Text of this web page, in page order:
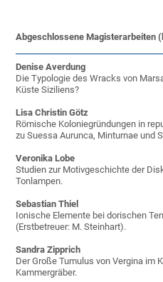
Abgeschlossene Magisterarbeiten
Denise Averdung
Die Typologie des Wracks von
Küste Siziliens?
Lisa Christin Götz
Römische Koloniegründungen in
zu Suessa Aurunca, Minturnae und
Veronika Lobe
Studien zur Motivgeschichte der
Tonlampen.
Sebastian Thiel
Ionische Elemente bei dorischen
(Erstbetreuer: M. Steinhart).
Sandra Zipprich
Der Große Tumulus von Vergina im
Kammergräber.